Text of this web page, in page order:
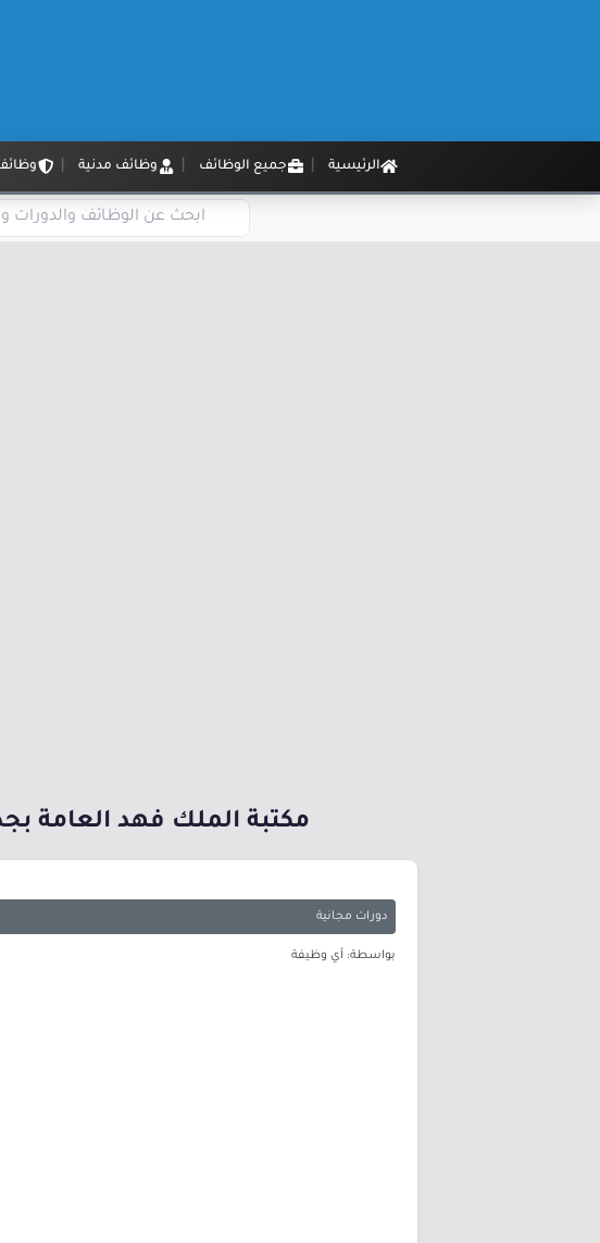
الرئيسية جميع الوظائف وظائف مدنية
مكتبة الملك فهد العامة
دورات مجانية
بواسطة: أي وظيفة